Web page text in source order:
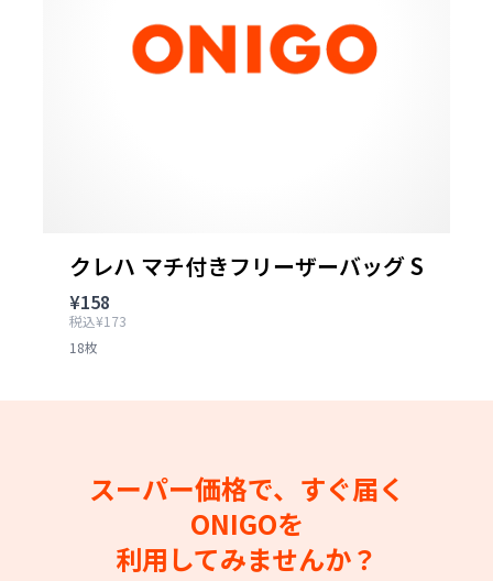
クレハ マチ付きフリーザーバッグ S
¥158
税込¥173
18枚
スーパー価格で、すぐ届く
ONIGOを
利用してみませんか？